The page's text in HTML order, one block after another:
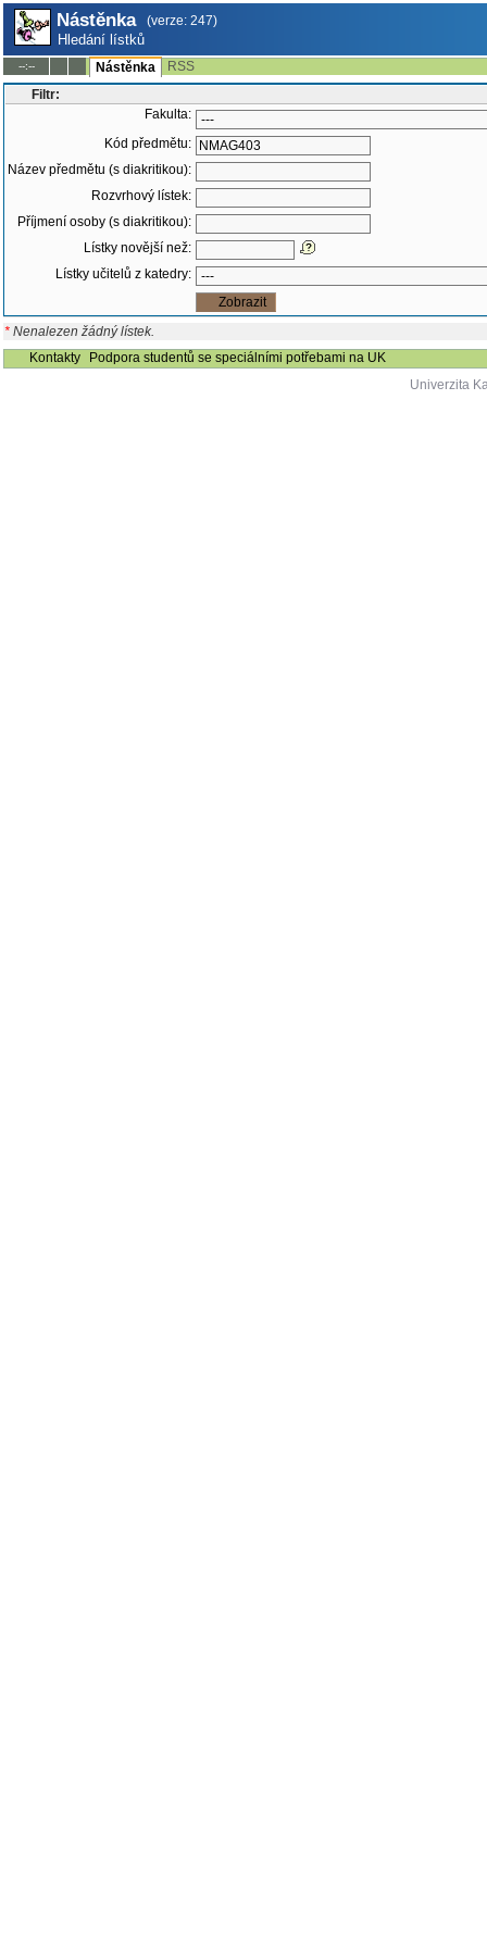
Nástěnka (verze: 247)
Hledání lístků
--:-- Nástěnka
RSS
Filtr:
Fakulta:
Kód předmětu:
Název předmětu (s diakritikou):
Rozvrhový lístek:
Příjmení osoby (s diakritikou):
Lístky novější než:
Lístky učitelů z katedry:
* Nenalezen žádný lístek.
Kontakty
Podpora studentů se speciálními potřebami na UK
Univerzita